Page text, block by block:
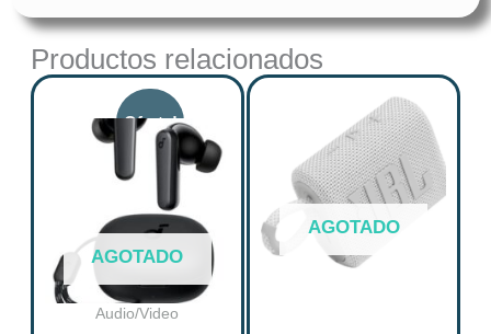
Productos relacionados
AGOTADO
Audio/Video
Original
price
was:
$ 167.613.
Current
is:
$ 134.090.
AGOTADO